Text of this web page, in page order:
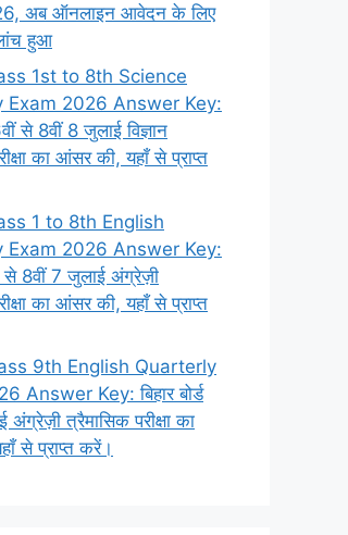
अब ऑनलाइन आवेदन के लिए
हुआ
1st to 8th Science
Exam 2026 Answer Key:
से 8वीं 8 जुलाई विज्ञान
का आंसर की, यहाँ से प्राप्त
1 to 8th English
Exam 2026 Answer Key:
1 से 8वीं 7 जुलाई अंग्रेज़ी
का आंसर की, यहाँ से प्राप्त
9th English Quarterly
Answer Key: बिहार बोर्ड
अंग्रेज़ी त्रैमासिक परीक्षा का
से प्राप्त करें।